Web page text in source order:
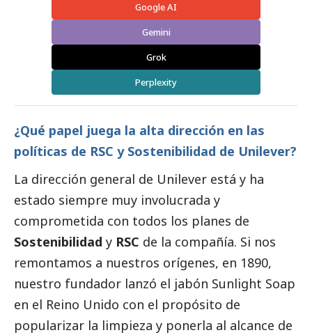
Google AI
Gemini
Grok
Perplexity
¿Qué papel juega la alta dirección en las
políticas de RSC y Sostenibilidad de Unilever?
La dirección general de Unilever está y ha
estado siempre muy involucrada y
comprometida con todos los planes de
Sostenibilidad y RSC de la compañía. Si nos
remontamos a nuestros orígenes, en 1890,
nuestro fundador lanzó el jabón Sunlight Soap
en el Reino Unido con el propósito de
popularizar la limpieza y ponerla al alcance de